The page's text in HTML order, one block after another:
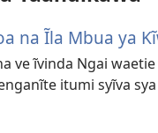
na Ĩla Mbua ya
ve ĩvinda Ngai
itumi syĩva